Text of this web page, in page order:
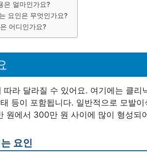
은 얼마인가요?
요인은 무엇인가요?
어디인가요?
라 달라질 수 있어요. 여기에는 클리
등이 포함됩니다. 일반적으로 모발
원에서 300만 원 사이에 많이 형성되
요인